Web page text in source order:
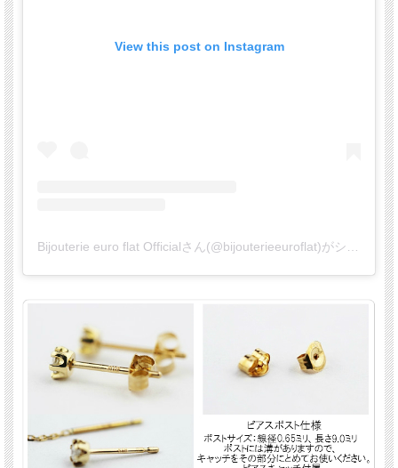
View this post on Instagram
Bijouterie euro flat Officialさん(@bijouterieeuroflat)がシェアした投稿